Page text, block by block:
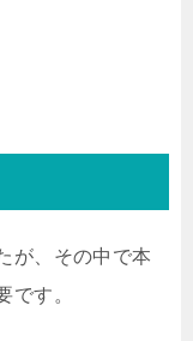
が、その中で本
です。